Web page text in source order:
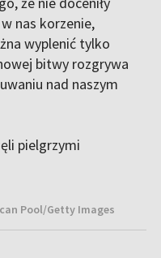
nas korzenie,
wyplenić tylko
bitwy rozgrywa
nad naszym
pielgrzymi
Pool/Getty Images